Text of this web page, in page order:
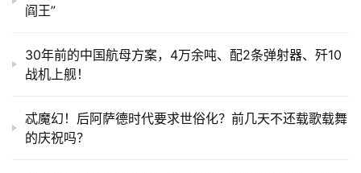
阎王”
30年前的中国航母方案，4万余吨、配2条弹射器、歼10
战机上舰！
忒魔幻！后阿萨德时代要求世俗化？前几天不还载歌载舞
的庆祝吗？